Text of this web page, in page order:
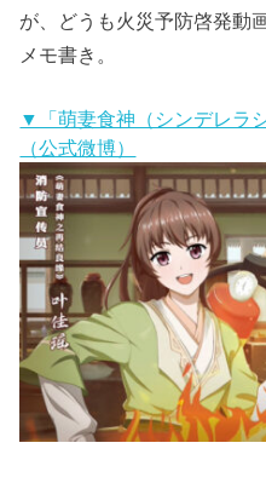
が、どうも火災予防啓発動
メモ書き。
▼「萌妻食神（シンデレラ
（公式微博）